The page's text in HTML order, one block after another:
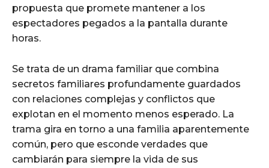
propuesta que promete mantener a los
espectadores pegados a la pantalla durante
horas.
Se trata de un drama familiar que combina
secretos familiares profundamente guardados
con relaciones complejas y conflictos que
explotan en el momento menos esperado. La
trama gira en torno a una familia aparentemente
común, pero que esconde verdades que
cambiarán para siempre la vida de sus